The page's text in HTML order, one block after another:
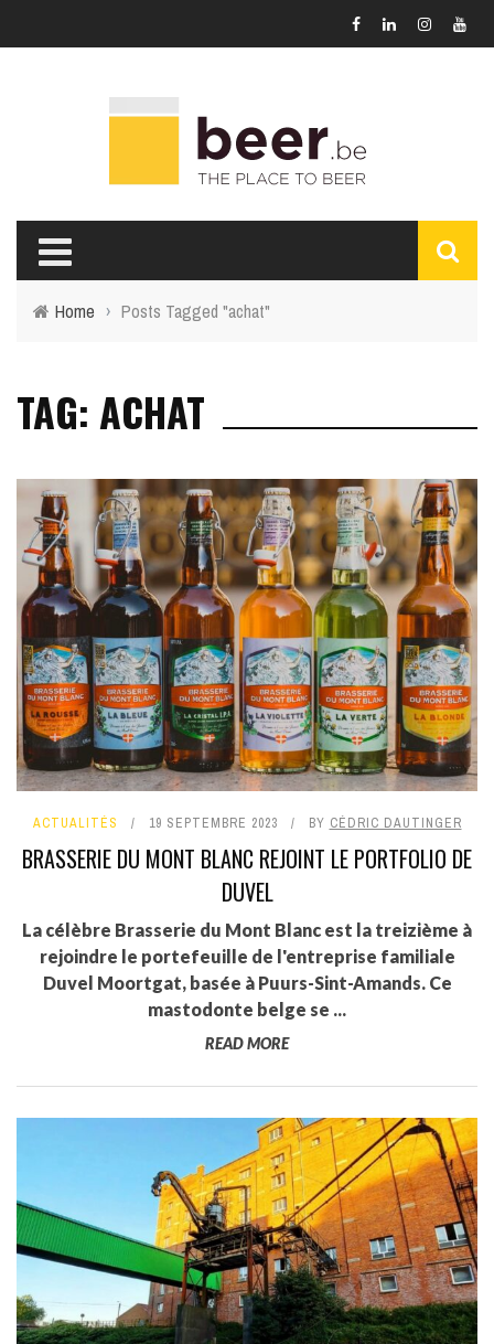
Home › Posts Tagged "achat"
TAG: ACHAT
ACTUALITÉS 19 SEPTEMBRE 2023 BY CÉDRIC DAUTINGER
BRASSERIE DU MONT BLANC REJOINT LE PORTFOLIO DE
DUVEL
La célèbre Brasserie du Mont Blanc est la treizième à
rejoindre le portefeuille de l'entreprise familiale
Duvel Moortgat, basée à Puurs-Sint-Amands. Ce
mastodonte belge se ...
READ MORE